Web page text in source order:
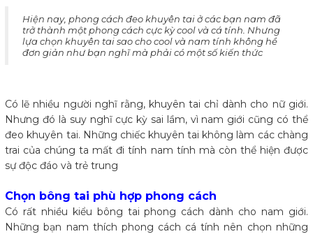
​Hiện nay, phong cách đeo khuyên tai ở các bạn nam đã
trở thành một phong cách cực kỳ cool và cá tính. Nhưng
lựa chọn khuyên tai sao cho cool và nam tính không hề
đơn giản như bạn nghĩ mà phải có một số kiến thức
Có lẽ nhiều người nghĩ rằng, khuyên tai chỉ dành cho nữ giới.
Nhưng đó là suy nghĩ cực kỳ sai lầm, vì nam giới cũng có thể
đeo khuyên tai. Những chiếc khuyên tai không làm các chàng
trai của chúng ta mất đi tính nam tính mà còn thể hiện được
sự độc đáo và trẻ trung
Chọn bông tai phù hợp phong cách
Có rất nhiều kiểu bông tai phong cách dành cho nam giới.
Những bạn nam thích phong cách cá tính nên chọn những